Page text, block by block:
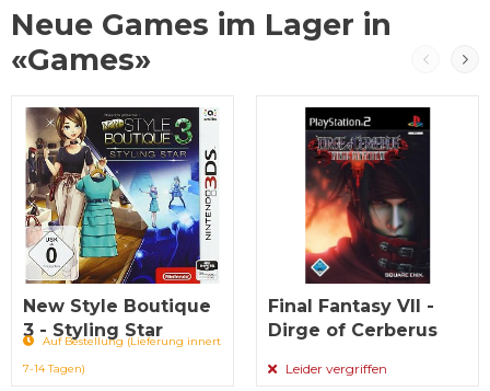
Neue Games im Lager in
«Games»
New Style Boutique
3 - Styling Star
Auf Bestellung (Lieferung innert
7-14 Tagen)
Final Fantasy VII -
Dirge of Cerberus
Leider vergriffen